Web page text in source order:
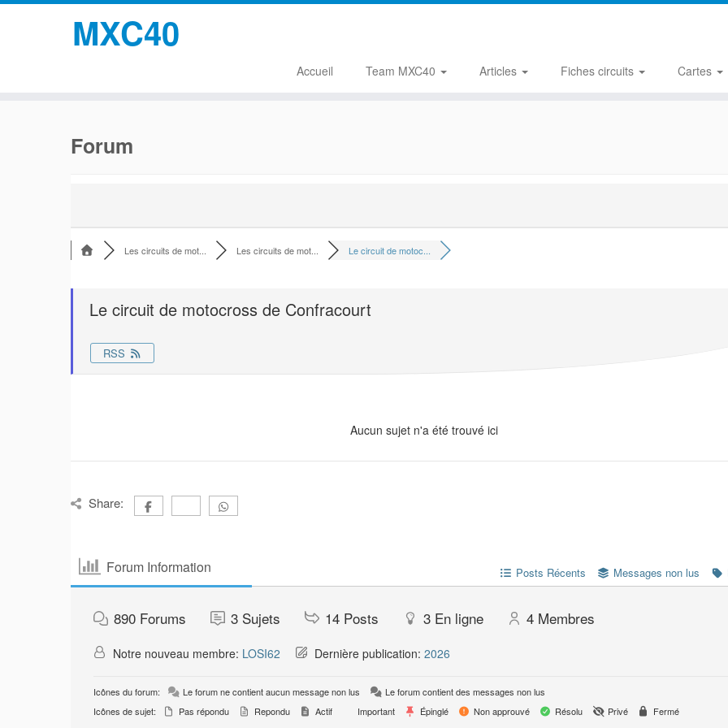
MXC40
Accueil Team MXC40 Articles Fiches circuits Cartes
Forum
Les circuits de mot... Les circuits de mot... Le circuit de motoc...
Le circuit de motocross de Confracourt
RSS
Aucun sujet n'a été trouvé ici
Share:
Forum Information Posts Récents Messages non lus
890 Forums 3 Sujets 14 Posts 3 En ligne 4 Membres
Notre nouveau membre: LOSI62 Dernière publication: 2026
Icônes du forum: Le forum ne contient aucun message non lus
Le forum contient des messages non lus
Icônes de sujet:
Pas répondu Repondu Actif Important Épinglé Non approuvé Résolu Privé Fermé